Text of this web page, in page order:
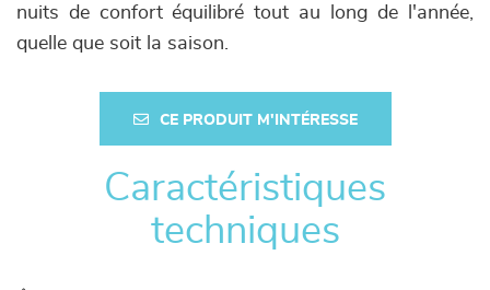
nuits de confort équilibré tout au long de l'année,
quelle que soit la saison.
CE PRODUIT M'INTÉRESSE
Caractéristiques
techniques